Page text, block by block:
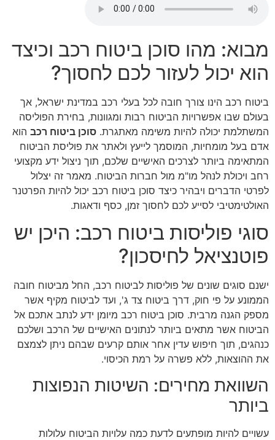
מבוא: מהו סוכן ביטוח רכב וכיצד
הוא יכול לעזור לכם לחסוך?
ביטוח רכב הינו צורך חובה לכל בעלי רכב במדינת ישראל, אך
בעולם שבו אפשרויות הביטוח רבות ומגוונות, בחירת הפוליסה
המשתלמת יכולה להיות משימה מאתגרת. סוכן ביטוח רכב הוא
אדם בעל מומחיות, המוסמך לייעץ ולאתר את פוליסת הביטוח
המתאימה ביותר לצרכים האישיים שלכם, תוך ניצול ידע מקצועי
רחב ויכולת לנהל מו"מ מול חברות הביטוח. מאמר זה יצלול
לפרטי הדברים ויבהיר כיצד סוכן ביטוח רכב יכול להיות הפרטנר
האולטימטיבי לסייע לכם לחסוך זמן, כסף ודאגות.
סוגי פוליסות ביטוח רכב: היכן יש
פוטנציאל לחיסכון?
ישנם סוגים שונים של פוליסות לביטוח רכב, החל מביטוח חובה
הממונע על פי חוק, דרך ביטוח צד ג', ועד לביטוח מקיף אשר
מספק הגנה מרבית. סוכן ביטוח רכב מיומן ידע לנתב אתכם אל
הביטוח אשר מתאים ביותר לנתונים האישיים של הרכב ושלכם
כנהגים, תוך חיפוש עדין אחר אותם קרעים שבהם ניתן לצמצם
את ההוצאות, ללא פשרה על רמת הכיסוי.
השוואת מחירים: השיטות הנפוצות
ביותר
עשויים להיות מופתעים לדעת כמה עלויות הביטוח עלולות